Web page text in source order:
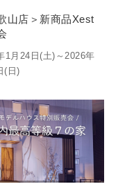
山店＞新商品Xest
1月24日(土)～2026年
(日)